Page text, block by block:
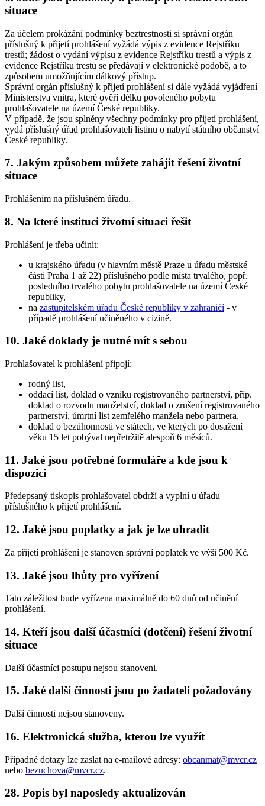
situace
Za účelem prokázání podmínky beztrestnosti si správní orgán
příslušný k přijetí prohlášení vyžádá výpis z evidence Rejstříku
trestů; žádost o vydání výpisu z evidence Rejstříku trestů a výpis z
evidence Rejstříku trestů se předávají v elektronické podobě, a to
způsobem umožňujícím dálkový přístup.
Správní orgán příslušný k přijetí prohlášení si dále vyžádá vyjádření
Ministerstva vnitra, které ověří délku povoleného pobytu
prohlašovatele na území České republiky.
V případě, že jsou splněny všechny podmínky pro přijetí prohlášení,
vydá příslušný úřad prohlašovateli listinu o nabytí státního občanství
České republiky.
7. Jakým způsobem můžete zahájit řešení životní
situace
Prohlášením na příslušném úřadu.
8. Na které instituci životní situaci řešit
Prohlášení je třeba učinit:
u krajského úřadu (v hlavním městě Praze u úřadu městské
části Praha 1 až 22) příslušného podle místa trvalého, popř.
posledního trvalého pobytu prohlašovatele na území České
republiky,
na zastupitelském úřadu České republiky v zahraničí- v
případě prohlášení učiněného v cizině.
10. Jaké doklady je nutné mít s sebou
Prohlašovatel k prohlášení připojí:
rodný list,
oddací list, doklad o vzniku registrovaného partnerství, příp.
doklad o rozvodu manželství, doklad o zrušení registrovaného
partnerství, úmrtní list zemřelého manžela nebo partnera,
doklad o bezúhonnosti ve státech, ve kterých po dosažení
věku 15 let pobýval nepřetržitě alespoň 6 měsíců.
11. Jaké jsou potřebné formuláře a kde jsou k
dispozici
Předepsaný tiskopis prohlašovatel obdrží a vyplní u úřadu
příslušného k přijetí prohlášení.
12. Jaké jsou poplatky a jak je lze uhradit
Za přijetí prohlášení je stanoven správní poplatek ve výši 500 Kč.
13. Jaké jsou lhůty pro vyřízení
Tato záležitost bude vyřízena maximálně do 60 dnů od učinění
prohlášení.
14. Kteří jsou další účastníci (dotčení) řešení životní
situace
Další účastníci postupu nejsou stanoveni.
15. Jaké další činnosti jsou po žadateli požadovány
Další činnosti nejsou stanoveny.
16. Elektronická služba, kterou lze využít
Případné dotazy lze zaslat na e-mailové adresy: obcanmat@mvcr.cz
nebo bezuchova@mvcr.cz.
28. Popis byl naposledy aktualizován